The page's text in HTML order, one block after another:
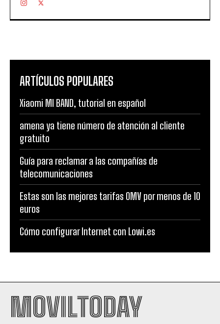
ARTÍCULOS POPULARES
Xiaomi MI BAND, tutorial en español
amena ya tiene número de atención al cliente
gratuito
Guía para reclamar a las compañías de
telecomunicaciones
Estas son las mejores tarifas OMV por menos de 10
euros
Cómo configurar Internet con Lowi.es
MOVILTODAY